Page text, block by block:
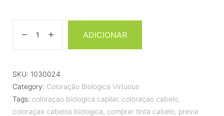
ADICIONAR
SKU: 1030024
Category: Coloração Biologica Virtuous
Tags: coloraçao biologica capilar, coloraçao cabelo,
coloraçao cabelos biologica, comprar tinta cabelo, previa